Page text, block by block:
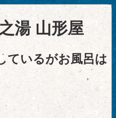
湯 山形屋
ているがお風呂は